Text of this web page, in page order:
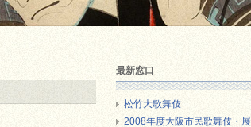
最新窓口
松竹大歌舞伎
2008年度大阪市民歌舞伎・展